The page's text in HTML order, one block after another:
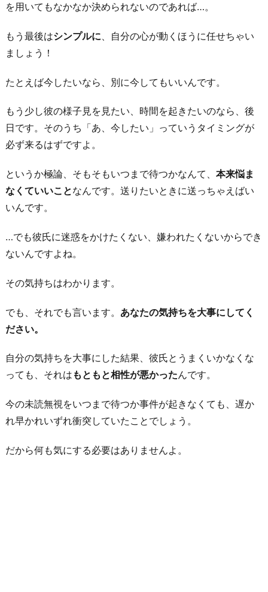
を用いてもなかなか決められないのであれば…。
もう最後はシンプルに 、自分の心が動くほうに任せちゃい
ましょう！
たとえば今したいなら、別に今してもいいんです。
もう少し彼の様子見を見たい、時間を起きたいのなら、後
日です。そのうち「あ、今したい」っていうタイミングが
必ず来るはずですよ。
というか極論、そもそもいつまで待つかなんて、 本来悩ま
なくていいことなんです。送りたいときに送っちゃえばい
いんです。
…でも彼氏に迷惑をかけたくない、嫌われたくないからでき
ないんですよね。
その気持ちはわかります。
でも、それでも言います。 あなたの気持ちを大事にしてく
ださい。
自分の気持ちを大事にした結果、彼氏とうまくいかなくな
っても、それは もともと相性が悪かったんです。
今の未読無視をいつまで待つか事件が起きなくても、遅か
れ早かれいずれ衝突していたことでしょう。
だから何も気にする必要はありませんよ。